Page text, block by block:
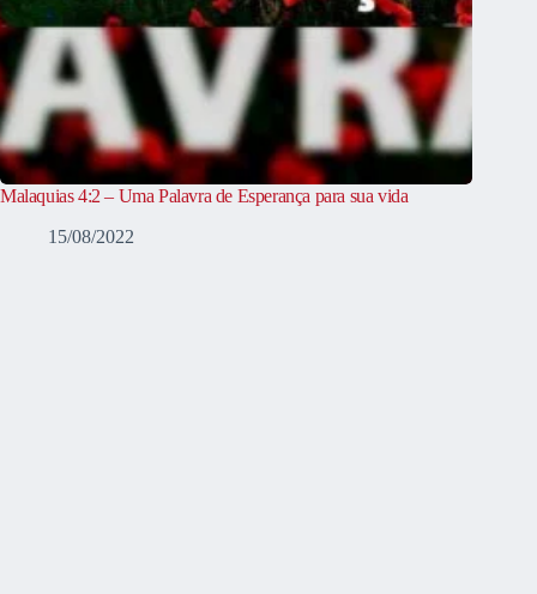
Malaquias 4:2 – Uma Palavra de Esperança para sua vida
15/08/2022